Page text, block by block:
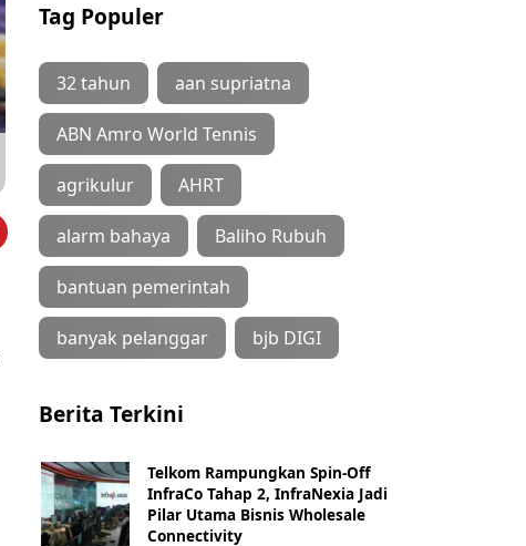
Tag Populer
32 tahun aan supriatna
ABN Amro World Tennis
agrikulur AHRT
alarm bahaya Baliho Rubuh
bantuan pemerintah
banyak pelanggar bjb DIGI
Berita Terkini
Telkom Rampungkan Spin-Off
InfraCo Tahap 2, InfraNexia Jadi
Pilar Utama Bisnis Wholesale
Connectivity